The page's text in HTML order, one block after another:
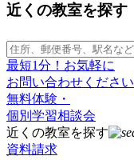
近くの教室を探す
最短1分！お気軽に
お問い合わせください
無料体験・
個別学習相談会
近くの教室を探す
資料請求